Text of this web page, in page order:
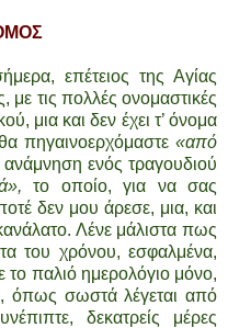
επέτειος της Αγίας
με τις πολλές ονομαστικές
μια και δεν έχει τ’ όνομα
πηγαινοερχόμαστε «από
ανάμνηση ενός τραγουδιού
το οποίο, για να σας
δεν μου άρεσε, μια, και
Λένε μάλιστα πως
του χρόνου, εσφαλμένα,
το παλιό ημερολόγιο μόνο,
όπως σωστά λέγεται από
δεκατρείς μέρες